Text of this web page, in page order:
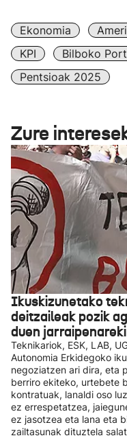
Ekonomia
KPI
Bilboko
Pentsioak 2025
Zure
Ikuskizunetako
deitzaileak pozik
duen
Teknikariok, ESK, LAB,
Autonomia Erkidegoko
negoziatzen ari dira, eta
berriro ekiteko, urtebete
kontratuak, lanaldi oso
ez errespetatzea,
ez jasotzea eta lana eta
zailtasunak dituztela